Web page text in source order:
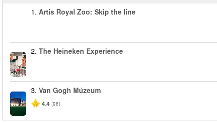
1. Artis Royal Zoo: Skip the line
2. The Heineken Experience
3. Van Gogh Múzeum
4.4 (96)